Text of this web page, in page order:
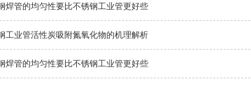
焊管的均匀性要比不锈钢工业管更好些
工业管活性炭吸附氮氧化物的机理解析
焊管的均匀性要比不锈钢工业管更好些